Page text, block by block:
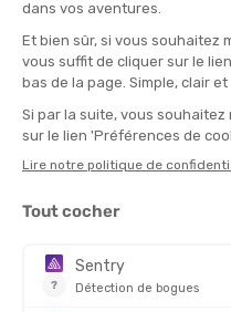
ACADIA LTH GTX HOMME
169,95 €